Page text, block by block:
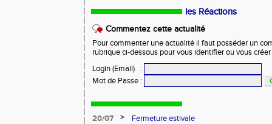
les Réactions
Commentez cette actualité
Pour commenter une actualité il faut posséder un
rubrique ci-dessous pour vous identifier ou vous
Login (Email)
:
Mot de Passe :
20/07 >
Fermeture estivale